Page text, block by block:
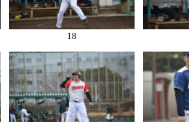
18